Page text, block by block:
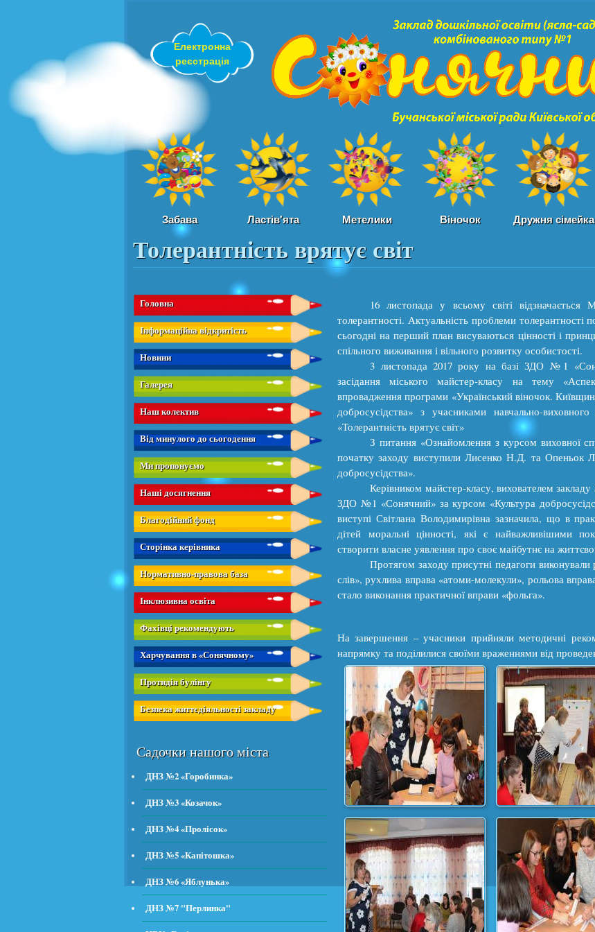
основному
содержанию
Електронна
реєстрація
Забава Ластів'ята Метелики Віночок Дружня сімейка
Вы здесь
Толерантність врятує світ
Головна
Інформаційна відкритість
Новини
Галерея
Наш колектив
Від минулого до сьогодення
Ми пропонуємо
Наші досягнення
Благодійний фонд
Сторінка керівника
Нормативно-правова база
Інклюзивна освіта
Фахівці рекомендують
Харчування в «Сонячному»
Протидія булінгу
Безпека життєдіяльності закладу
Садочки нашого міста
ДНЗ №2 «Горобинка»
ДНЗ №3 «Козачок»
ДНЗ №4 «Пролісок»
ДНЗ №5 «Капітошка»
ДНЗ №6 «Яблунька»
ДНЗ №7 "Перлинка"
16 листопада у всьому світі відзначається
толерантності. Актуальність проблеми толерантності
сьогодні на перший план висуваються цінності і
спільного виживання і вільного розвитку особистості.
3 листопада 2017 року на базі ЗДО №1
засідання міського майстер-класу на тему
впровадження програми «Український віночок.
добросусідства» з учасниками навчально-
«Толерантність врятує світ»
З питання «Ознайомлення з курсом виховної
початку заходу виступили Лисенко Н.Д. та Опеньок
добросусідства».
Керівником майстер-класу, вихователем
ЗДО №1 «Сонячний» за курсом «Культура
виступі Світлана Володимирівна зазначила, що в
дітей моральні цінності, які є найважливішими
створити власне уявлення про своє майбутнє на
Протягом заходу присутні педагоги виконували
слів», рухлива вправа «атоми-молекули», рольова
стало виконання практичної вправи «фольга».
На завершення – учасники прийняли методичні
напрямку та поділилися своїми враженнями від